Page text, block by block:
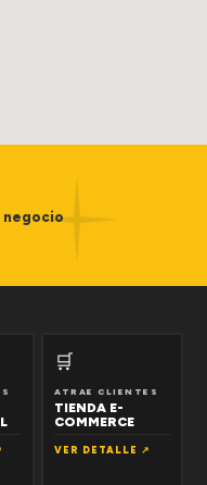
negocio
🛒
ATRAE CLIENTES
TIENDA E-
COMMERCE
VER DETALLE ↗